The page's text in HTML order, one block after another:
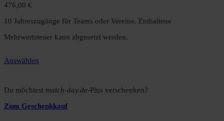
476,00 €
10 Jahreszugänge für Teams oder Vereine. Enthaltene
Mehrwertsteuer kann abgesetzt werden.
Auswählen
Du möchtest match-day.de-Plus verschenken?
Zum Geschenkkauf